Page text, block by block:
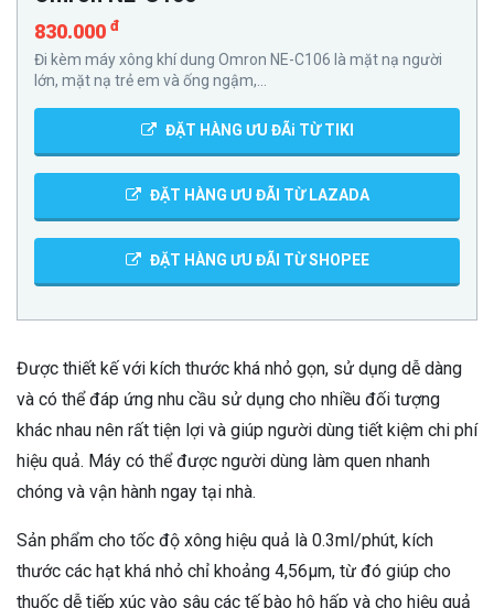
830.000 đ
Đi kèm máy xông khí dung Omron NE-C106 là mặt nạ người
lớn, mặt nạ trẻ em và ống ngậm,...
ĐẶT HÀNG ƯU ĐÃi TỪ TIKI
ĐẶT HÀNG ƯU ĐÃI TỪ LAZADA
ĐẶT HÀNG ƯU ĐÃI TỪ SHOPEE
Được thiết kế với kích thước khá nhỏ gọn, sử dụng dễ dàng
và có thể đáp ứng nhu cầu sử dụng cho nhiều đối tượng
khác nhau nên rất tiện lợi và giúp người dùng tiết kiệm chi phí
hiệu quả. Máy có thể được người dùng làm quen nhanh
chóng và vận hành ngay tại nhà.
Sản phẩm cho tốc độ xông hiệu quả là 0.3ml/phút, kích
thước các hạt khá nhỏ chỉ khoảng 4,56µm, từ đó giúp cho
thuốc dễ tiếp xúc vào sâu các tế bào hô hấp và cho hiệu quả